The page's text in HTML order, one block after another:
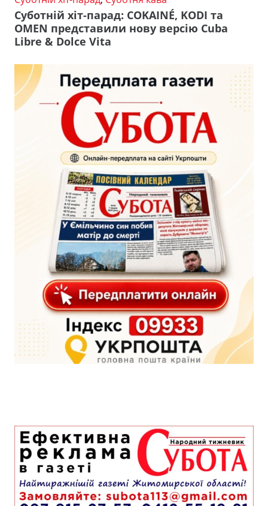
Суботній хіт-парад: COKAINÉ, KODI та
OMEN представили нову версію Cuba
Libre & Dolce Vita